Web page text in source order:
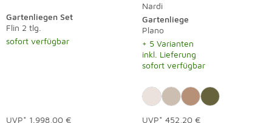
Gartenliegen Set
Flin 2 tlg.
sofort verfügbar
UVP* 1.998,00 €
Nardi
Gartenliege
Plano
+ 5 Varianten
inkl. Lieferung
sofort verfügbar
UVP* 452,20 €